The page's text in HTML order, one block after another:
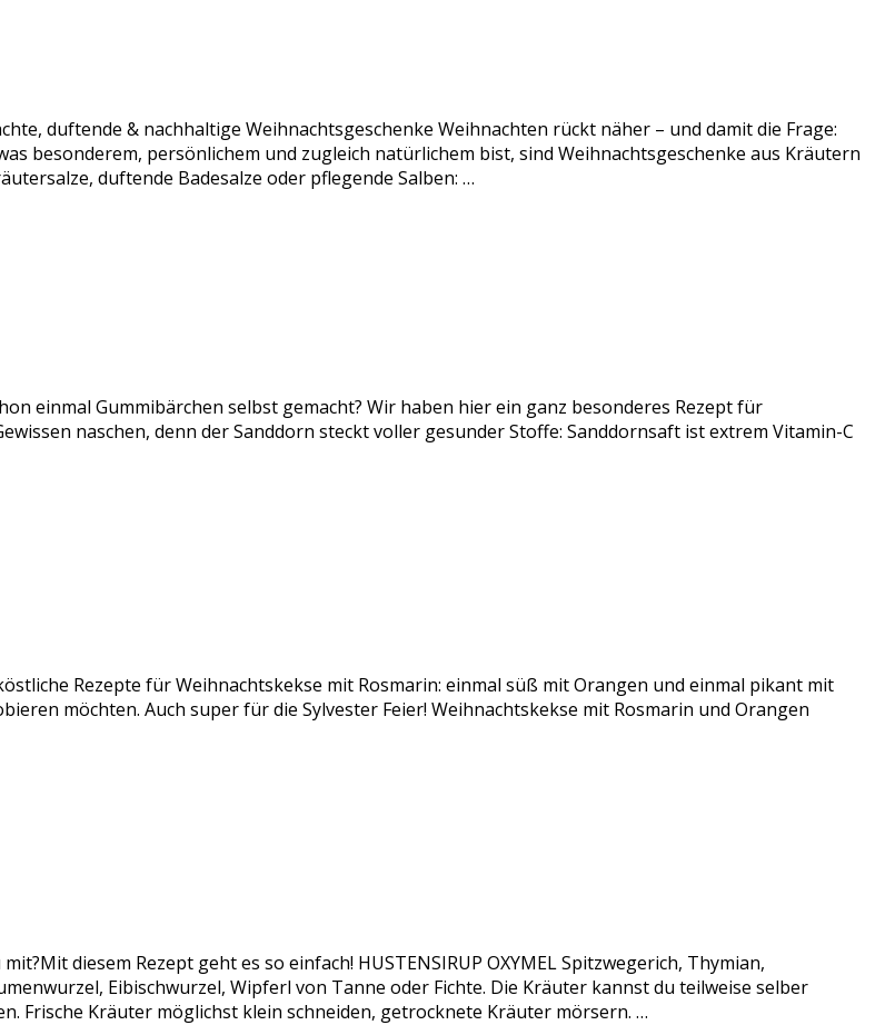
duftende & nachhaltige Weihnachtsgeschenke Weihnachten rückt näher – und damit die Frage:
besonderem, persönlichem und zugleich natürlichem bist, sind Weihnachtsgeschenke aus Kräutern
duftende Badesalze oder pflegende Salben: …
einmal Gummibärchen selbst gemacht? Wir haben hier ein ganz besonderes Rezept für
naschen, denn der Sanddorn steckt voller gesunder Stoffe: Sanddornsaft ist extrem Vitamin-C
Rezepte für Weihnachtskekse mit Rosmarin: einmal süß mit Orangen und einmal pikant mit
möchten. Auch super für die Sylvester Feier! Weihnachtskekse mit Rosmarin und Orangen
diesem Rezept geht es so einfach! HUSTENSIRUP OXYMEL Spitzwegerich, Thymian,
Eibischwurzel, Wipferl von Tanne oder Fichte. Die Kräuter kannst du teilweise selber
Frische Kräuter möglichst klein schneiden, getrocknete Kräuter mörsern. …